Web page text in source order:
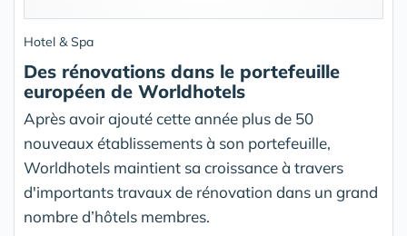
Hotel & Spa
Des rénovations dans le portefeuille
européen de Worldhotels
Après avoir ajouté cette année plus de 50
nouveaux établissements à son portefeuille,
Worldhotels maintient sa croissance à travers
d'importants travaux de rénovation dans un grand
nombre d’hôtels membres.